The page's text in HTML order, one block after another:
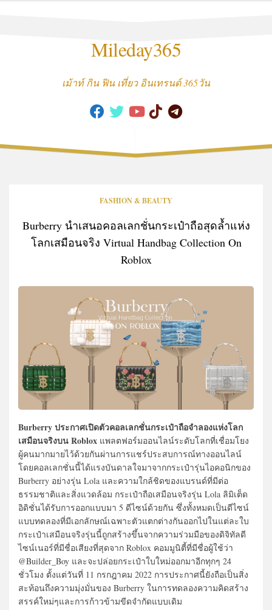
Mileday365
เม้าท์ กิน ฟิน เที่ยว อินเทรนด์ 365วัน
FASHION & BEAUTY
Burberry นำเสนอคอลเลกชั่นกระเป๋าถือสุดล้ำแห่ง
โลกเสมือนจริง Virtual Handbag Collection On
Roblox
Burberry ประกาศเปิดตัวคอลเลกชั่นกระเป๋าถือจำลองแห่งโลก
เสมือนจริงบน Roblox แพลตฟอร์มออนไลน์ระดับโลกที่เชื่อมโยง
ผู้คนมากมายไว้ด้วยกันผ่านการแชร์ประสบการณ์ทางออนไลน์
โดยคอลเลกชั่นนี้ได้แรงบันดาลใจมาจากกระเป๋ารุ่นไอคอนิกของ
Burberry อย่างรุ่น Lola และความใกล้ชิดของแบรนด์ที่มีต่อ
ธรรมชาติและสิ่งแวดล้อม กระเป๋าถือเสมือนจริงรุ่น Lola ลิมิเต็ด
อิดิชั่นได้รับการออกแบบมา 5 ดีไซน์ด้วยกัน ซึ่งทั้งหมดเป็นดีไซน์
แบบทดลองที่มีเอกลักษณ์เฉพาะตัวแตกต่างกันออกไปในแต่ละใบ
กระเป๋าเสมือนจริงรุ่นนี้ถูกสร้างขึ้นจากความร่วมมือของดิจิทัลดี
ไซน์เนอร์ที่มีชื่อเสียงที่สุดจาก Roblox คอมมูนิตี้ที่มีชื่อผู้ใช้ว่า
@Builder_Boy และจะปล่อยกระเป๋าใบใหม่ออกมาอีกทุกๆ 24
ชั่วโมง ตั้งแต่วันที่ 11 กรกฎาคม 2022 การประกาศนี้ยังถือเป็นสิ่ง
สะท้อนถึงความมุ่งมั่นของ Burberry ในการทดลองความคิดสร้าง
สรรค์ใหม่ๆและการก้าวข้ามขีดจำกัดแบบเดิม